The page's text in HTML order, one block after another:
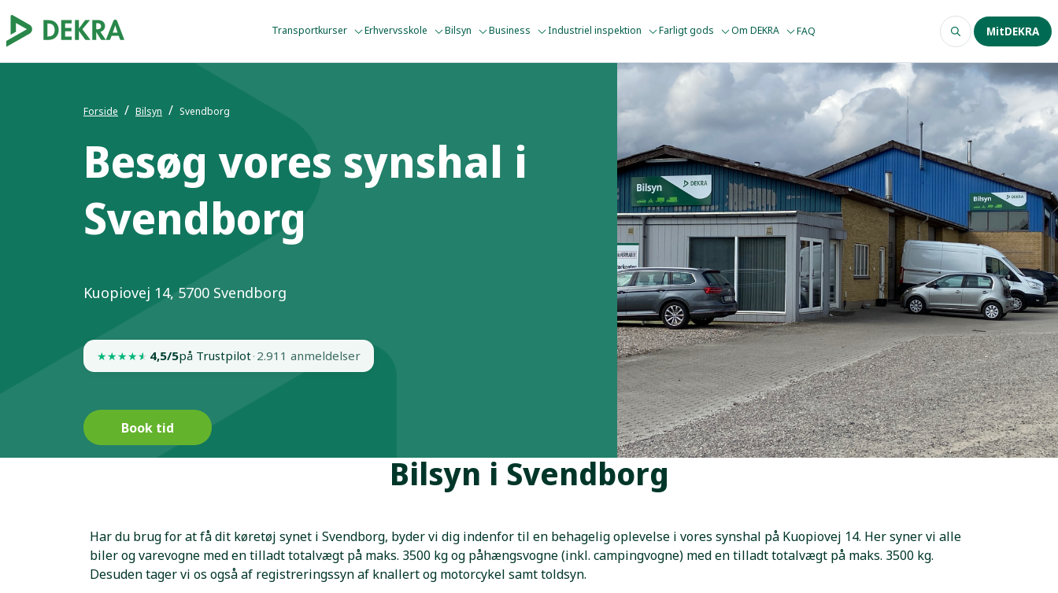
Transportkurser Erhvervsskole Bilsyn Business Industriel inspektion Farligt gods Om DEKRA FAQ MitDEKRA
Forside Bilsyn Svendborg
Besøg vores synshal i
Svendborg
Kuopiovej 14, 5700 Svendborg
★★★★★ 4,5/5på Trustpilot· 2.911 anmeldelser
Book tid
Bilsyn i Svendborg
Har du brug for at få dit køretøj synet i Svendborg, byder vi dig indenfor til en behagelig oplevelse i vores synshal på Kuopiovej 14. Her syner vi alle
biler og varevogne med en tilladt totalvægt på maks. 3500 kg og påhængsvogne (inkl. campingvogne) med en tilladt totalvægt på maks. 3500 kg.
Desuden tager vi os også af registreringssyn af knallert og motorcykel samt toldsyn.